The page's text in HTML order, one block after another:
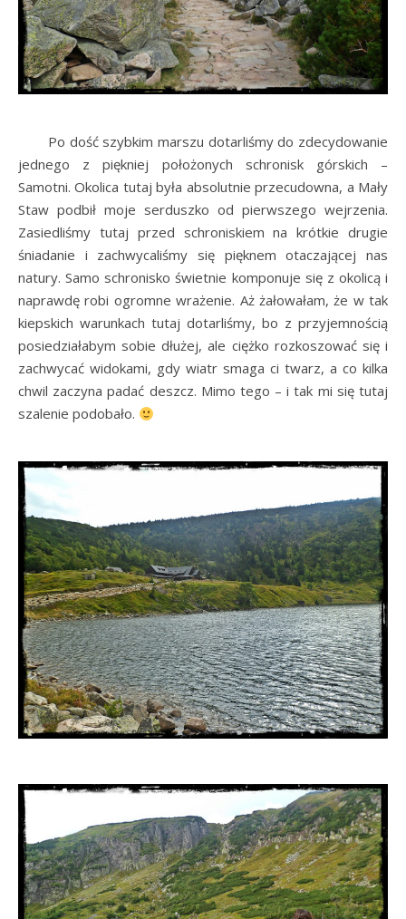
Po dość szybkim marszu dotarliśmy do zdecydowanie
jednego z piękniej położonych schronisk górskich –
Samotni. Okolica tutaj była absolutnie przecudowna, a Mały
Staw podbił moje serduszko od pierwszego wejrzenia.
Zasiedliśmy tutaj przed schroniskiem na krótkie drugie
śniadanie i zachwycaliśmy się pięknem otaczającej nas
natury. Samo schronisko świetnie komponuje się z okolicą i
naprawdę robi ogromne wrażenie. Aż żałowałam, że w tak
kiepskich warunkach tutaj dotarliśmy, bo z przyjemnością
posiedziałabym sobie dłużej, ale ciężko rozkoszować się i
zachwycać widokami, gdy wiatr smaga ci twarz, a co kilka
chwil zaczyna padać deszcz. Mimo tego – i tak mi się tutaj
szalenie podobało.